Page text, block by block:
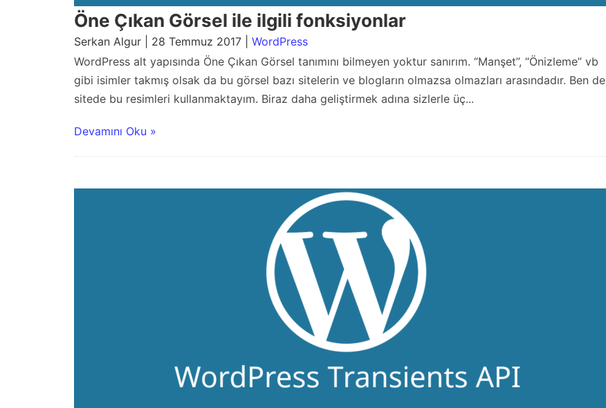
Öne Çıkan Görsel ile ilgili fonksiyonlar
Serkan Algur | 28 Temmuz 2017 | WordPress
WordPress alt yapısında Öne Çıkan Görsel tanımını bilmeyen yoktur sanırım. “Manşet”, “Önizleme” vb
gibi isimler takmış olsak da bu görsel bazı sitelerin ve blogların olmazsa olmazları arasındadır. Ben de
sitede bu resimleri kullanmaktayım. Biraz daha geliştirmek adına sizlerle üç...
Devamını Oku »